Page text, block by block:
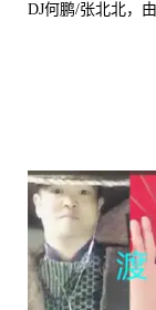
DJ何鹏/张北北，